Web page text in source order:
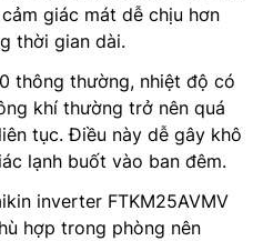
giác mát dễ chịu hơn
thời gian dài.
thông thường, nhiệt độ có
khí thường trở nên quá
tục. Điều này dễ gây khô
lạnh buốt vào ban đêm.
inverter FTKM25AVMV
hợp trong phòng nên